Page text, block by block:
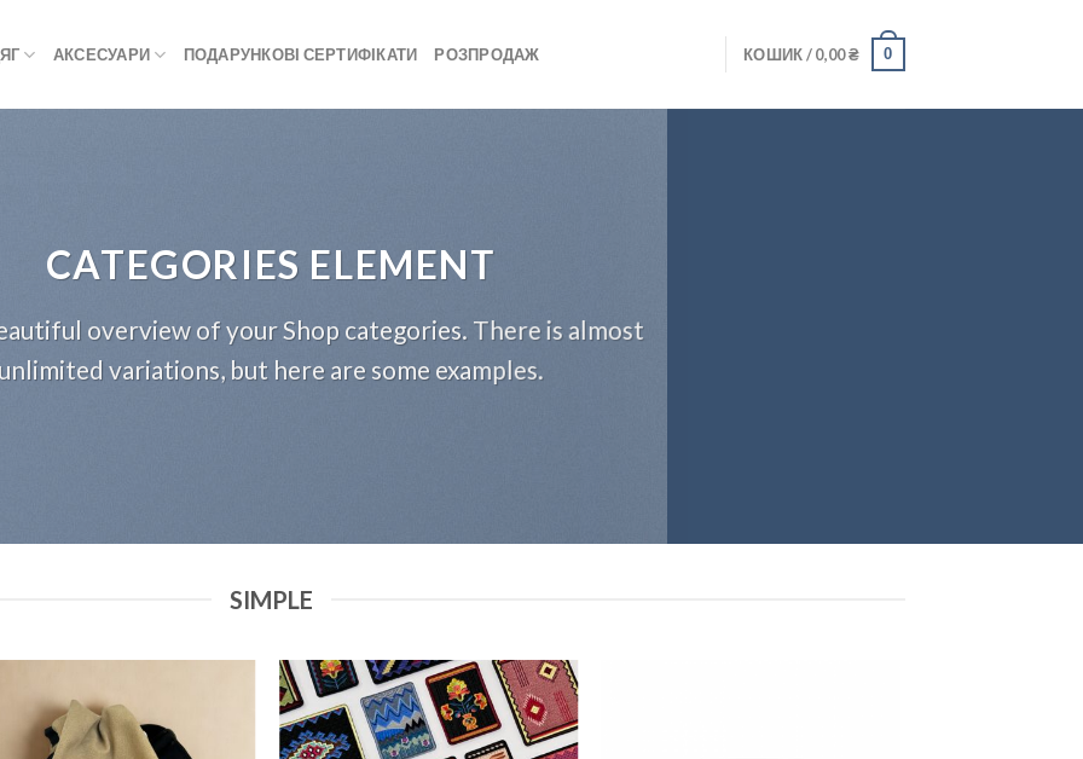
АКСЕСУАРИ ПОДАРУНКОВІ СЕРТИФІКАТИ РОЗПРОДАЖ КОШИК /0,00₴ 0
CATEGORIES ELEMENT
overview of your Shop categories. There is almost
unlimited variations, but here are some examples.
SIMPLE